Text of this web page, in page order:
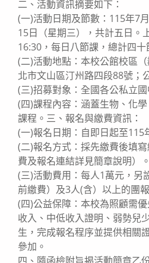
二、活動資訊摘要如下：
(一)活動日期及節數：115年7
15日（星期三），共計五日。
16:30，每日八節課，總計四十
(二)活動地點：本校公館校區
北市文山區汀州路四段88號；
(三)招募對象：全國各公私立
(四)課程內容：涵蓋生物、化
課程。三、報名與繳費資訊：
(一)報名日期：自即日起至115
(二)報名方式：採先繳費後填
費及報名連結詳見簡章說明）。
(三)活動費用：每人1萬元，另
前繳費）及3人(含）以上的團
(四)公益保障：本校為照顧需
收入、中低收入證明、弱勢兒
生，完成報名程序並提供相關
參加。